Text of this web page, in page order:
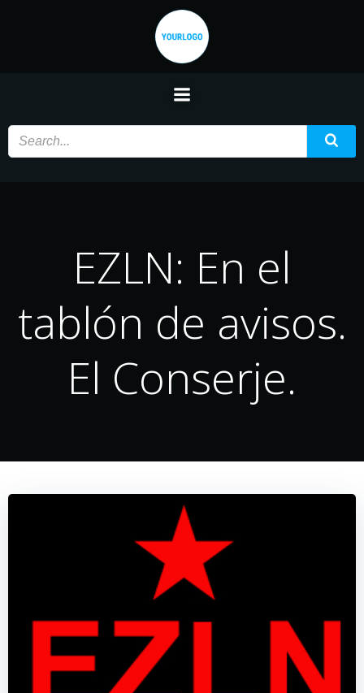
Saltar
contenido
EZLN: En el
tablón de avisos.
El Conserje.